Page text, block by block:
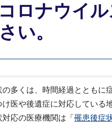
ロナウイ
い。
の多くは、時間経過とともに
け医や後遺症に対応している
対応の医療機関は「 罹患後症